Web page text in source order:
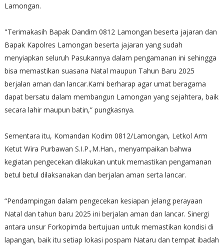
Lamongan.
"Terimakasih Bapak Dandim 0812 Lamongan beserta jajaran dan
Bapak Kapolres Lamongan beserta jajaran yang sudah
menyiapkan seluruh Pasukannya dalam pengamanan ini sehingga
bisa memastikan suasana Natal maupun Tahun Baru 2025
berjalan aman dan lancar.Kami berharap agar umat beragama
dapat bersatu dalam membangun Lamongan yang sejahtera, baik
secara lahir maupun batin,” pungkasnya.
Sementara itu, Komandan Kodim 0812/Lamongan, Letkol Arm
Ketut Wira Purbawan S.I.P.,M.Han., menyampaikan bahwa
kegiatan pengecekan dilakukan untuk memastikan pengamanan
betul betul dilaksanakan dan berjalan aman serta lancar.
“Pendampingan dalam pengecekan kesiapan jelang perayaan
Natal dan tahun baru 2025 ini berjalan aman dan lancar. Sinergi
antara unsur Forkopimda bertujuan untuk memastikan kondisi di
lapangan, baik itu setiap lokasi pospam Nataru dan tempat ibadah